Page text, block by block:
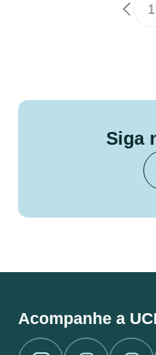
1
Siga
Acompanhe a